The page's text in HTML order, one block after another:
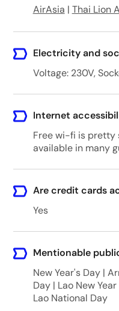
AirAsia | Thai Lion
Electricity and
Voltage: 230V,
Internet
Free wi-fi is pretty
available in many
Are credit cards
Yes
Mentionable
New Year's Day |
Day | Lao New
Lao National Day